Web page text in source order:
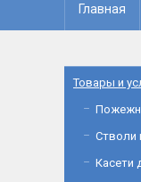
Главная
Товары и
Стволи
Касети